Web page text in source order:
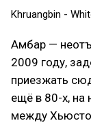
Khruangbin -
Амбар —
2009 году,
приезжать
ещё в 80-х, на
между